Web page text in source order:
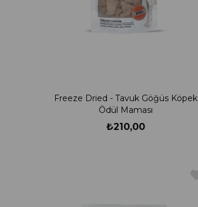
Freeze Dried - Tavuk Göğüs Köpek
Ödül Maması
₺210,00